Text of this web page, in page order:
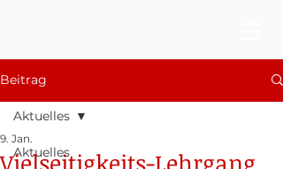
Beitrag
Aktuelles
Aktuelles
9. Jan.